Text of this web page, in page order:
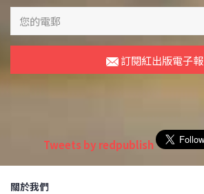
訂閱紅出版電子報
Tweets by redpublish
關於我們